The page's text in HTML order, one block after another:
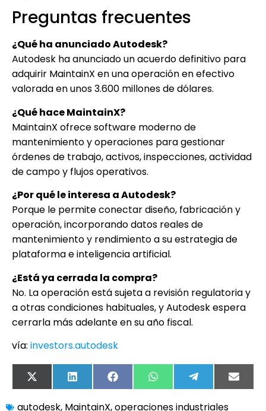
Preguntas frecuentes
¿Qué ha anunciado Autodesk?
Autodesk ha anunciado un acuerdo definitivo para
adquirir MaintainX en una operación en efectivo
valorada en unos 3.600 millones de dólares.
¿Qué hace MaintainX?
MaintainX ofrece software moderno de
mantenimiento y operaciones para gestionar
órdenes de trabajo, activos, inspecciones, actividad
de campo y flujos operativos.
¿Por qué le interesa a Autodesk?
Porque le permite conectar diseño, fabricación y
operación, incorporando datos reales de
mantenimiento y rendimiento a su estrategia de
plataforma e inteligencia artificial.
¿Está ya cerrada la compra?
No. La operación está sujeta a revisión regulatoria y
a otras condiciones habituales, y Autodesk espera
cerrarla más adelante en su año fiscal.
vía: investors.autodesk
X
(Twitter)
LinkedIn FacebookWhatsApp TelegramEmail
autodesk, MaintainX,operaciones industriales